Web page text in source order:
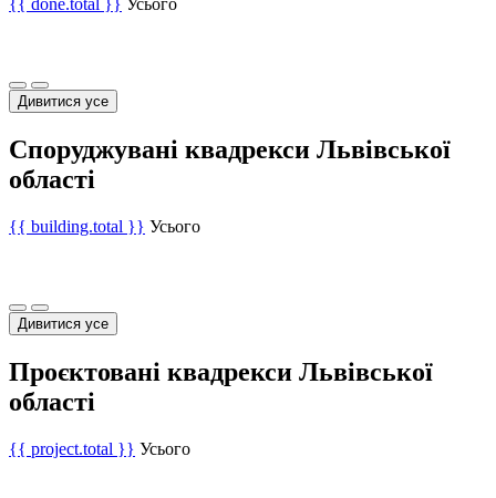
{{ done.total }} Усього
Дивитися усе
Споруджувані квадрекси Львівської
області
{{ building.total }} Усього
Дивитися усе
Проєктовані квадрекси Львівської
області
{{ project.total }} Усього